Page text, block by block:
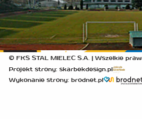
© FKS STAL MIELEC S.A. | Wszelkie
Projekt strony: skarbekdesign.pl
Wykonanie strony: brodnet.pl